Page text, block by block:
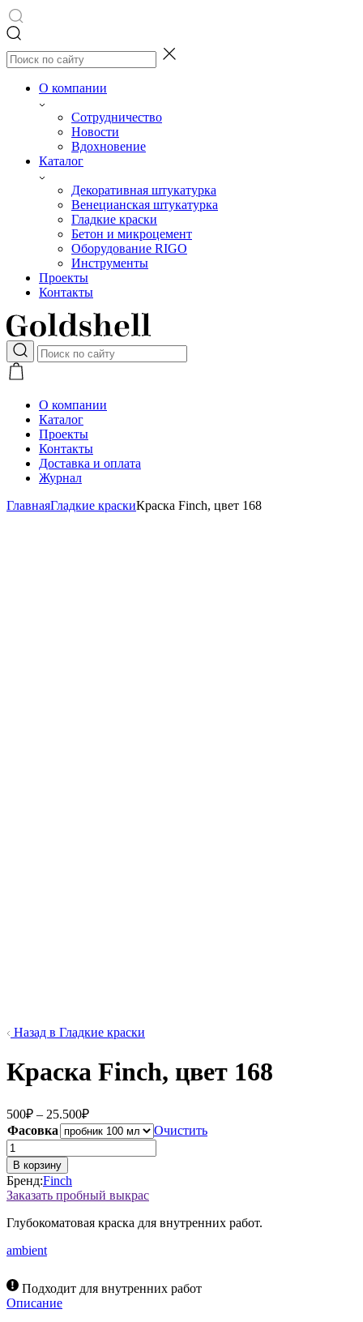
О компании
Сотрудничество
Новости
Вдохновение
Каталог
Декоративная штукатурка
Венецианская штукатурка
Гладкие краски
Бетон и микроцемент
Оборудование RIGO
Инструменты
Проекты
Контакты
О компании
Каталог
Проекты
Контакты
Доставка и оплата
Журнал
ГлавнаяГладкие краскиКраска Finch, цвет 168
Назад в Гладкие краски
Краска Finch, цвет 168
500₽ – 25.500₽Диапазон
цен:
500₽
–
Фасовка
Очистить
Количество
товара
Краска
Finch,
цвет
168
В корзину
Бренд:Finch
Заказать пробный выкрас
Глубокоматовая краска для внутренних работ.
ambient
Подходит для внутренних работ
Описание